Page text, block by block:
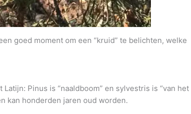
goed moment om een “kruid” te belichten, welke
Pinus is “naaldboom” en sylvestris is “van het
kan honderden jaren oud worden.